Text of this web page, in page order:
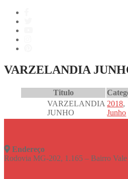
VARZELANDIA
Titulo
VARZELANDIA
JUNHO
2018,
Junho
Endereço
Rodovia MG-202, 1.165 – Bairro Vale